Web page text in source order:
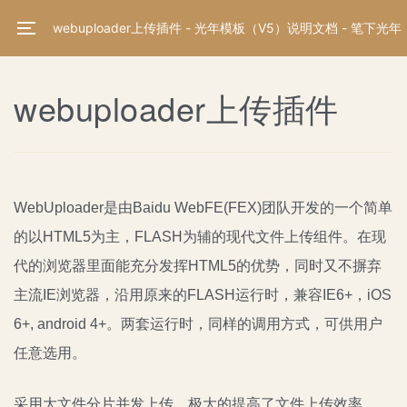
webuploader上传插件 - 光年模板（V5）说明文档 - 笔下光年
webuploader上传插件
WebUploader是由Baidu WebFE(FEX)团队开发的一个简单
的以HTML5为主，FLASH为辅的现代文件上传组件。在现
代的浏览器里面能充分发挥HTML5的优势，同时又不摒弃
主流IE浏览器，沿用原来的FLASH运行时，兼容IE6+，iOS
6+, android 4+。两套运行时，同样的调用方式，可供用户
任意选用。
采用大文件分片并发上传，极大的提高了文件上传效率。